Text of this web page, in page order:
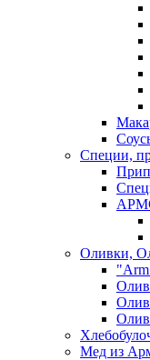
Специи,
Оливки,
Мед из